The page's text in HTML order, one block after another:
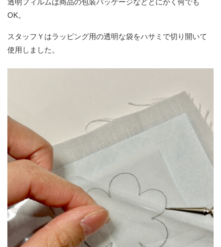
透明フィルムは商品の包装パッケージなどとにかく何でも
OK。
スタッフＹはラッピング用の透明な袋をハサミで切り開いて
使用しました。